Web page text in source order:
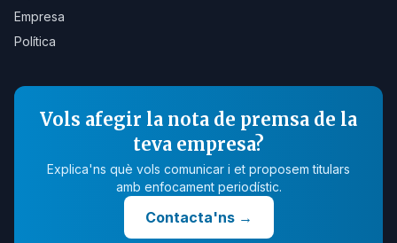
Empresa
Política
Vols afegir la nota de premsa de la
teva empresa?
Explica'ns què vols comunicar i et proposem titulars
amb enfocament periodístic.
Contacta'ns→